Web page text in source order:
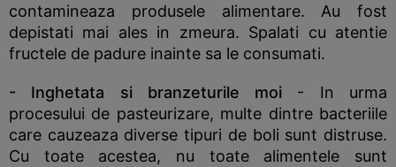
contamineaza produsele alimentare. Au fost
depistati mai ales in zmeura. Spalati cu atentie
fructele de padure inainte sa le consumati.
- Inghetata si branzeturile moi - In urma
procesului de pasteurizare, multe dintre bacteriile
care cauzeaza diverse tipuri de boli sunt distruse.
Cu toate acestea, nu toate alimentele sunt